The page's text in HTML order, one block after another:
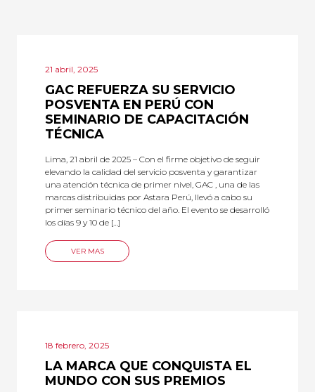
21 abril, 2025
GAC REFUERZA SU SERVICIO
POSVENTA EN PERÚ CON
SEMINARIO DE CAPACITACIÓN
TÉCNICA
Lima, 21 abril de 2025 – Con el firme objetivo de seguir
elevando la calidad del servicio posventa y garantizar
una atención técnica de primer nivel, GAC , una de las
marcas distribuidas por Astara Perú, llevó a cabo su
primer seminario técnico del año. El evento se desarrolló
los días 9 y 10 de […]
VER MAS
18 febrero, 2025
LA MARCA QUE CONQUISTA EL
MUNDO CON SUS PREMIOS